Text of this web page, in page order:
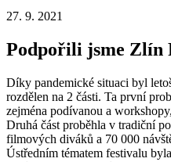
27. 9. 2021
Podpořili jsme Zlín
Díky pandemické situaci byl
rozdělen na 2 části. Ta první
zejména podívanou a
Druhá část proběhla v tradiční
filmových diváků a 70 000
Ústředním tématem festivalu